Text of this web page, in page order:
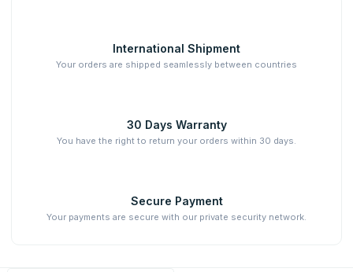
International Shipment
Your orders are shipped seamlessly between countries
30 Days Warranty
You have the right to return your orders within 30 days.
Secure Payment
Your payments are secure with our private security network.